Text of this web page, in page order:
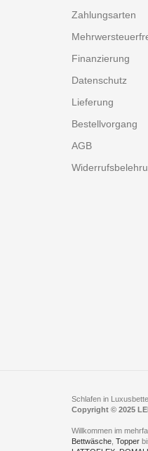
Zahlungsarten
Finanzierung
Datenschutz
Lieferung
Bestellvorgang
AGB
Schlafen in
Copyright © 2025
Willkommen im
Bettwäsche Topper